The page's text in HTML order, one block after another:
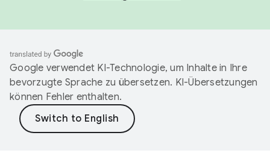
Google verwendet KI-Technologie, um Inhalte in Ihre
bevorzugte Sprache zu übersetzen. KI-Übersetzungen
können Fehler enthalten.